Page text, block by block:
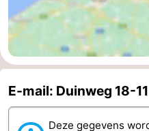
E-mail: Duinweg 18-11
Deze gegevens